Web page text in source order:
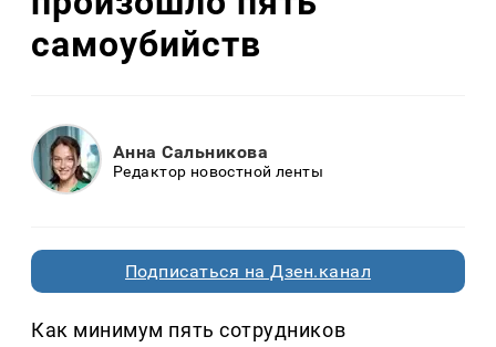
самоубийств
Анна Сальникова
Редактор новостной ленты
Подписаться на Дзен.канал
Как минимум пять сотрудников